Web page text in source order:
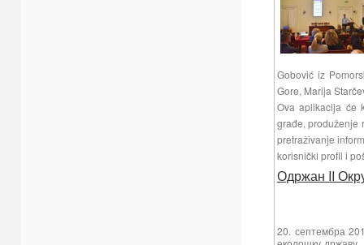
Gobović iz
Gore, Marija
Ova aplikacija će
građe, produženje
pretraživanje
korisnički profil i
Одржан II
20. септембра